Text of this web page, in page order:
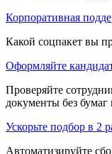
Корпоративная
Какой соцпакет вы
Оформляйте
Проверяйте
документы без
Ускорьте подбор в 2
Автоматизируйте